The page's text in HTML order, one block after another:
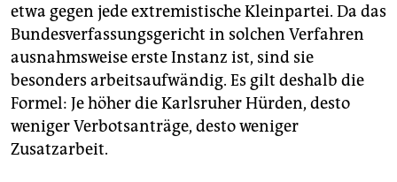
etwa gegen jede extremistische Kleinpartei. Da das
Bundesverfassungsgericht in solchen Verfahren
ausnahmsweise erste Instanz ist, sind sie
besonders arbeitsaufwändig. Es gilt deshalb die
Formel: Je höher die Karlsruher Hürden, desto
weniger Verbotsanträge, desto weniger
Zusatzarbeit.